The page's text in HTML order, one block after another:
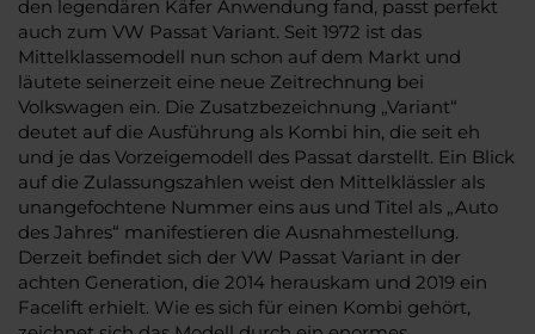
den legendären Käfer Anwendung fand, passt perfekt
auch zum VW Passat Variant. Seit 1972 ist das
Mittelklassemodell nun schon auf dem Markt und
läutete seinerzeit eine neue Zeitrechnung bei
Volkswagen ein. Die Zusatzbezeichnung „Variant“
deutet auf die Ausführung als Kombi hin, die seit eh
und je das Vorzeigemodell des Passat darstellt. Ein Blick
auf die Zulassungszahlen weist den Mittelklässler als
unangefochtene Nummer eins aus und Titel als „Auto
des Jahres“ manifestieren die Ausnahmestellung.
Derzeit befindet sich der VW Passat Variant in der
achten Generation, die 2014 herauskam und 2019 ein
Facelift erhielt. Wie es sich für einen Kombi gehört,